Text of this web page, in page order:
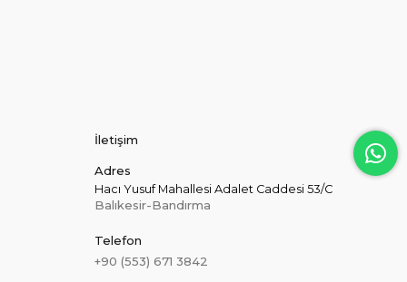
İletişim
Adres
Hacı Yusuf Mahallesi Adalet Caddesi 53/C
Balıkesir-Bandırma
Telefon
+90 (553) 671 3842